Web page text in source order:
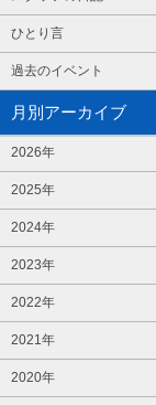
ひとり言
過去のイベント
月別アーカイブ
2026年
2025年
2024年
2023年
2022年
2021年
2020年